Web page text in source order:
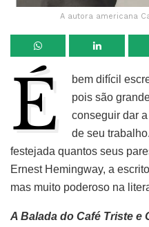
A autora americana
É bem difícil
pois são
conseguir dar
de seu
festejada quantos seus
Ernest Hemingway, a
mas muito poderoso na
A Balada do Café Triste e